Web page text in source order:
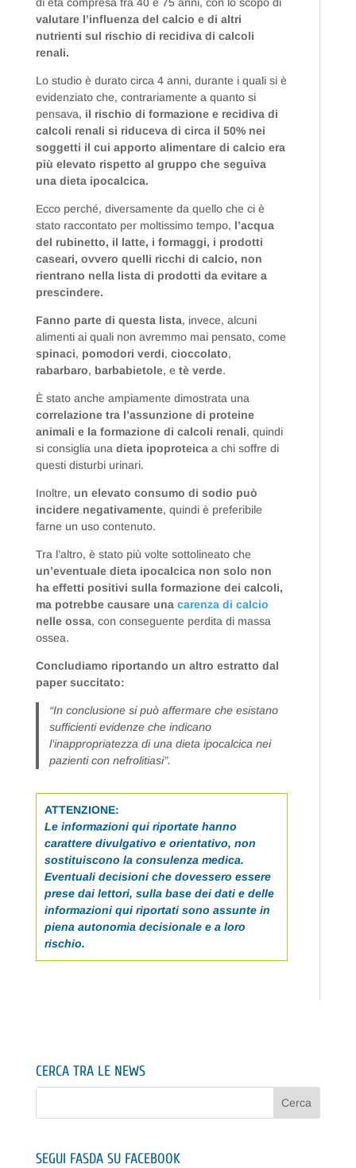
di età compresa fra 40 e 75 anni, con lo scopo di
valutare l’influenza del calcio e di altri
nutrienti sul rischio di recidiva di calcoli
renali.
Lo studio è durato circa 4 anni, durante i quali si è
evidenziato che, contrariamente a quanto si
pensava, il rischio di formazione e recidiva di
calcoli renali si riduceva di circa il 50% nei
soggetti il cui apporto alimentare di calcio era
più elevato rispetto al gruppo che seguiva
una dieta ipocalcica.
Ecco perché, diversamente da quello che ci è
stato raccontato per moltissimo tempo, l’acqua
del rubinetto, il latte, i formaggi, i prodotti
caseari, ovvero quelli ricchi di calcio, non
rientrano nella lista di prodotti da evitare a
prescindere.
Fanno parte di questa lista, invece, alcuni
alimenti ai quali non avremmo mai pensato, come
spinaci, pomodori verdi, cioccolato,
rabarbaro, barbabietole, e tè verde.
È stato anche ampiamente dimostrata una
correlazione tra l’assunzione di proteine
animali e la formazione di calcoli renali, quindi
si consiglia una dieta ipoproteica a chi soffre di
questi disturbi urinari.
Inoltre, un elevato consumo di sodio può
incidere negativamente, quindi è preferibile
farne un uso contenuto.
Tra l’altro, è stato più volte sottolineato che
un’eventuale dieta ipocalcica non solo non
ha effetti positivi sulla formazione dei calcoli,
ma potrebbe causare una carenza di calcio
nelle ossa, con conseguente perdita di massa
ossea.
Concludiamo riportando un altro estratto dal
paper succitato:
“In conclusione si può affermare che esistano
sufficienti evidenze che indicano
l’inappropriatezza di una dieta ipocalcica nei
pazienti con nefrolitiasi”.
ATTENZIONE:
Le informazioni qui riportate hanno
carattere divulgativo e orientativo, non
sostituiscono la consulenza medica.
Eventuali decisioni che dovessero essere
prese dai lettori, sulla base dei dati e delle
informazioni qui riportati sono assunte in
piena autonomia decisionale e a loro
rischio.
CERCA TRA LE NEWS
SEGUI FASDA SU FACEBOOK